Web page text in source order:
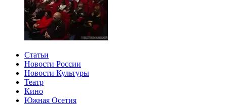
Статьи
Новости России
Новости Культуры
Театр
Кино
Южная Осетия